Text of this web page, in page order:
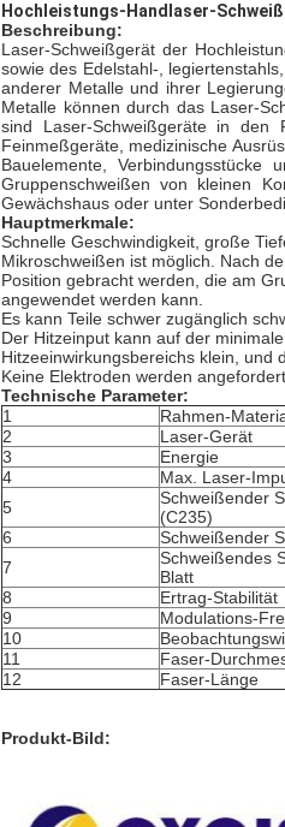
Hochleistungs-Handlaser-
Beschreibung:
Laser-Schweißgerät der
sowie des Edelstahl-,
anderer Metalle und ihrer
Metalle können durch das Laser-
sind Laser-Schweißgeräte in den
Feinmeßgeräte, medizinische
Bauelemente,
Gruppenschweißen von kleinen
Gewächshaus oder unter
Hauptmerkmale:
Schnelle Geschwindigkeit, große
Mikroschweißen ist möglich. Nach
Position gebracht werden, die am
angewendet werden kann.
Es kann Teile schwer zugänglich
Der Hitzeinput kann auf der
Hitzeeinwirkungsbereichs klein, und
Keine Elektroden werden
Technische Parameter:
1
Rahmen-
2
Laser-Gerät
3
Energie
4
Max. Laser-
5
Schweißender
(C235)
6
Schweißender
7
Schweißendes
Blatt
8
Ertrag-Stabilität
9
Modulations-
10
11
Faser-
12
Faser-Länge
Produkt-Bild: